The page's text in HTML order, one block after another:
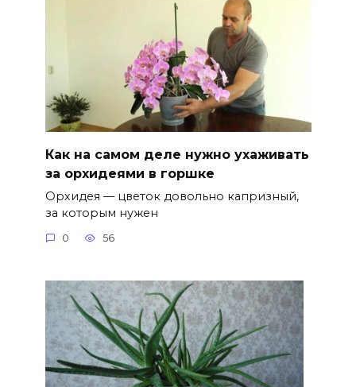
Как на самом деле нужно ухаживать
за орхидеями в горшке
Орхидея — цветок довольно капризный,
за которым нужен
0 56